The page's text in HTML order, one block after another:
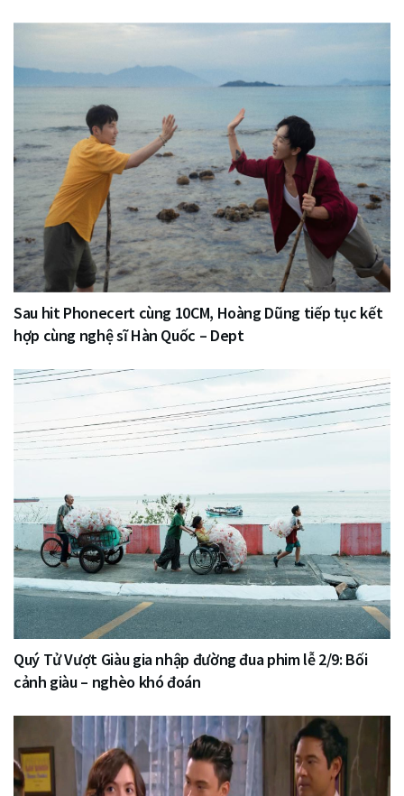
Sau hit Phonecert cùng 10CM, Hoàng Dũng tiếp tục kết
hợp cùng nghệ sĩ Hàn Quốc – Dept
Quý Tử Vượt Giàu gia nhập đường đua phim lễ 2/9: Bối
cảnh giàu – nghèo khó đoán